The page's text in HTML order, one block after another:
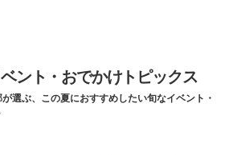
ント・おでかけトピックス
選ぶ、この夏におすすめしたい旬なイベント・